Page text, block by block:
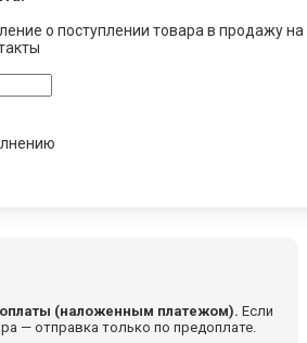
о поступлении товара в продажу на
(наложенным платежом). Если
— отправка только по предоплате.